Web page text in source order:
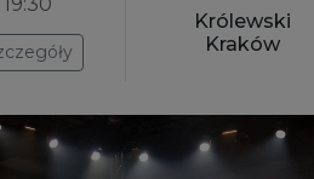
Królewski
Kraków